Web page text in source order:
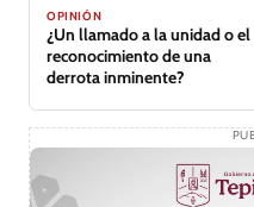
OPINIÓN
¿Un llamado a la unidad o el
reconocimiento de una
derrota inminente?